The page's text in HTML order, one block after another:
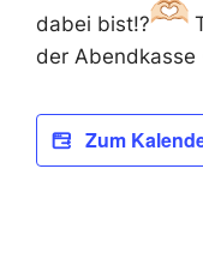
dabei bist!?
der Abendkasse
Zum